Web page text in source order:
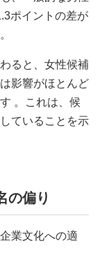
ポイントの差が
ると、女性候補
影響がほとんど
。これは、候
ていることを示
の偏り
業文化への適